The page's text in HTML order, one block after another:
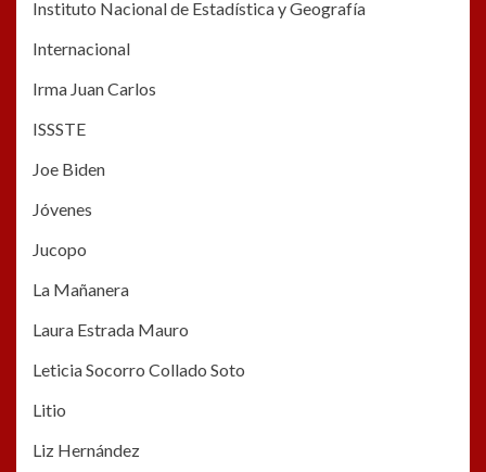
Instituto Nacional de Estadística y Geografía
Internacional
Irma Juan Carlos
ISSSTE
Joe Biden
Jóvenes
Jucopo
La Mañanera
Laura Estrada Mauro
Leticia Socorro Collado Soto
Litio
Liz Hernández